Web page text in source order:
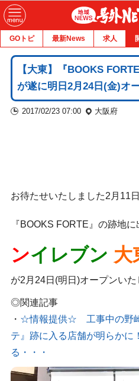
GOトピ 最新News 求人
【大東】『BOOKS
が遂に明日2月24日(金)オ
2017/02/23 07:00 大阪府
お待たせいたしました2月11
『BOOKS FORTE』の跡地
ンイレブン 大
が2月24日(明日)オープンいた
◎関連記事
・ ☆情報提供☆ 工事中の野
テ』跡に入る店舗が明らか
る・・・